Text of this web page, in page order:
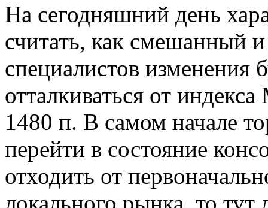
На сегодняшний день
считать, как смешанный
специалистов
отталкиваться от
1480 п. В самом начале
перейти в состояние
отходить от
локального рынка, то тут